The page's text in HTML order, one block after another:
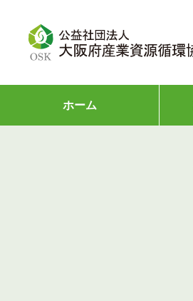
ホーム